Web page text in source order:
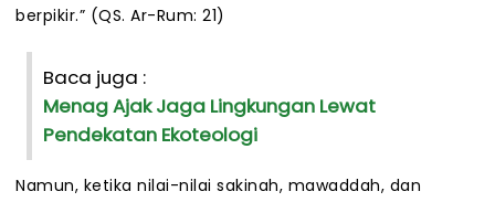
berpikir.” (QS. Ar-Rum: 21)
Baca juga :
Menag Ajak Jaga Lingkungan Lewat
Pendekatan Ekoteologi
Namun, ketika nilai-nilai sakinah, mawaddah, dan